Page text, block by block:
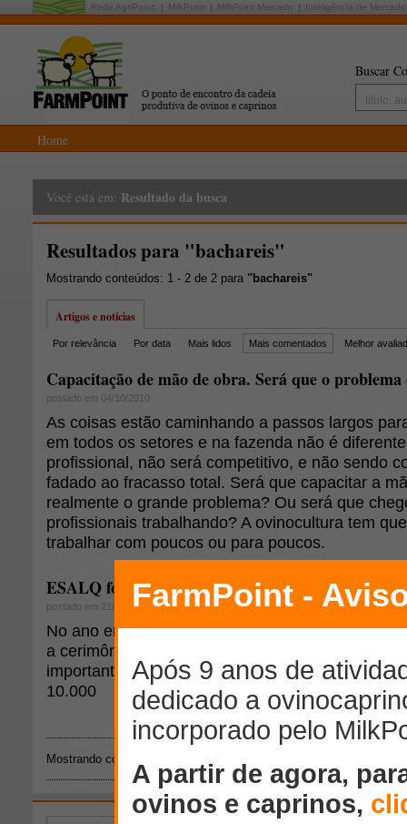
Rede AgriPoint: MilkPoint MilkPoint Mercado Inteligência de Mercado
Buscar
Home
Você está em: Resultado da busca
Resultados para "bachareis"
Mostrando conteúdos: 1 - 2 de 2 para "bachareis"
Artigos e notícias
Por relevância Por data Mais lidos Mais comentados Melhor
Capacitação de mão de obra. Será que o problema
postado em 04/10/2010
As coisas estão caminhando a passos largos
em todos os setores e na fazenda não é
profissional, não será competitivo, e não sendo
fadado ao fracasso total. Será que capacitar a
realmente o grande problema? Ou será que
profissionais trabalhando? A ovinocultura tem
trabalhar com poucos ou para poucos.
ESALQ forma engenheiro agrônomo nº 10.000
postado em 21/01/2009
No ano em que a USP completa 75 anos e a
a cerimônia de formatura das turmas de 2008
importante fato histórico: a formação do
10.000
Mostrando conteúdos: 1 - 2 de 2 para